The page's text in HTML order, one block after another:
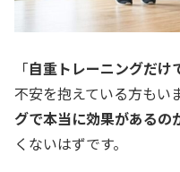
「自重トレーニングだけ
不安を抱えている方もい
グで本当に効果があるの
くないはずです。